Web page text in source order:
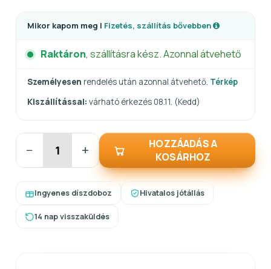
Mikor kapom meg | Fizetés, szállítás bővebben
Raktáron, szállításra kész. Azonnal átvehető
Személyesen rendelés után azonnal átvehető. Térkép
Kiszállítással: várható érkezés 08.11. (Kedd)
− +
HOZZÁADÁS A
KOSÁRHOZ
Ingyenes díszdoboz Hivatalos jótállás
14 nap visszaküldés